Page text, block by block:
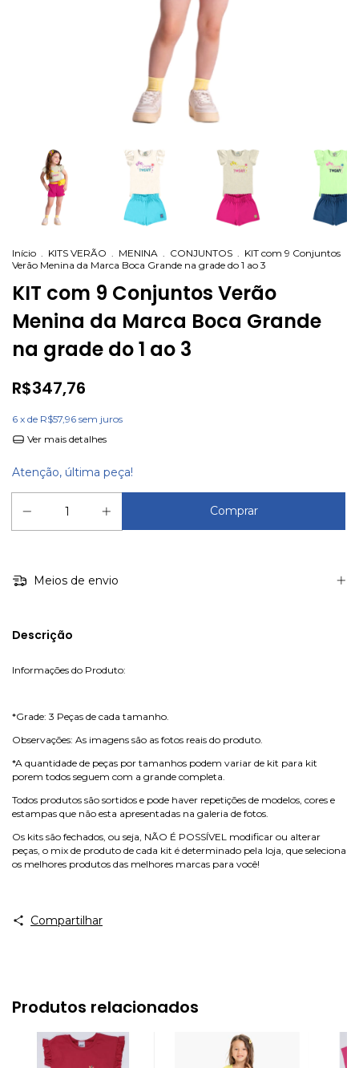
Início . KITS VERÃO . MENINA . CONJUNTOS . KIT com 9 Conjuntos
Verão Menina da Marca Boca Grande na grade do 1 ao 3
KIT com 9 Conjuntos Verão
Menina da Marca Boca Grande
na grade do 1 ao 3
R$347,76
6 x de R$57,96 sem juros
Ver mais detalhes
Atenção, última peça!
Meios de envio
Descrição
Informações do Produto:
*Grade: 3 Peças de cada tamanho.
Observações: As imagens são as fotos reais do produto.
*A quantidade de peças por tamanhos podem variar de kit para kit
porem todos seguem com a grande completa.
Todos produtos são sortidos e pode haver repetições de modelos, cores e
estampas que não esta apresentadas na galeria de fotos.
Os kits são fechados, ou seja, NÃO É POSSÍVEL modificar ou alterar
peças, o mix de produto de cada kit é determinado pela loja, que seleciona
os melhores produtos das melhores marcas para você!
Compartilhar
Produtos relacionados